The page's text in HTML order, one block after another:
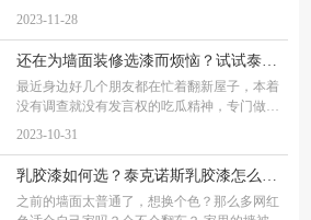
力，逐渐成为消费者心目中乳胶漆装修的首选
2023-11-28
最近身边好几个朋友都在忙着翻新屋子，本着
没有调查就没有发言权的吃瓜精神，专门做了
斯，在芬兰是家喻户晓，使用率非常高。进入
2023-10-31
之前的墙面太普通了，想换个色？那么多网红